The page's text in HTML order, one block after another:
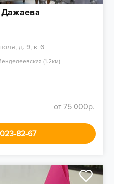
Дажаева
д. 9, к. 6
(1.2км)
от 75 000р.
82-67